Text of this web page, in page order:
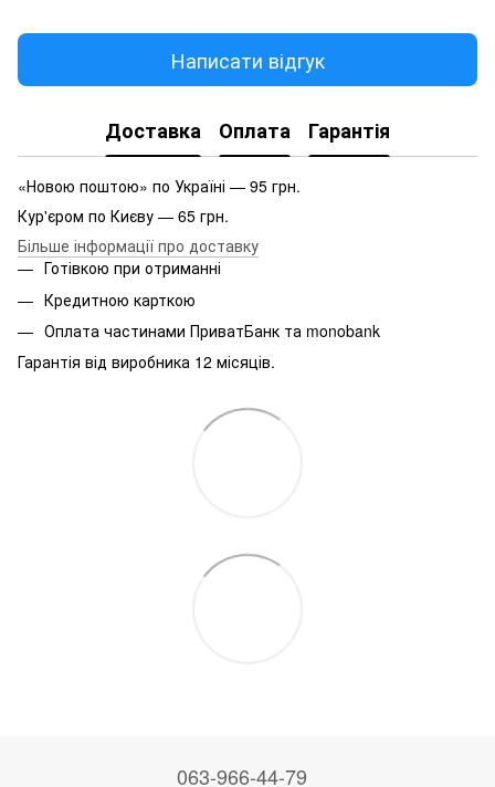
Написати відгук
Доставка Оплата Гарантія
«Новою поштою» по Україні — 95 грн.
Кур'єром по Києву — 65 грн.
Більше інформації про доставку
Готівкою при отриманні
Кредитною карткою
Оплата частинами ПриватБанк та monobank
Гарантія від виробника 12 місяців.
063-966-44-79